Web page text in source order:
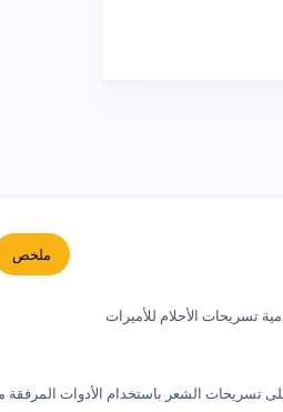
ملخص
تسريحات الأحلام للأميرات
تسريحات الشعر باستخدام الأدوات